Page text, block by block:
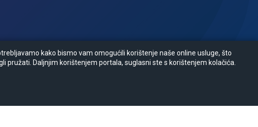
kako bismo vam omogućili korištenje naše online usluge, što
Daljnjim korištenjem portala, suglasni ste s korištenjem kolačića.